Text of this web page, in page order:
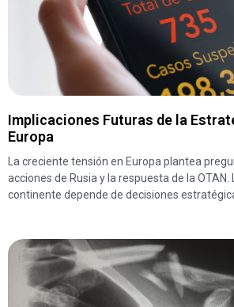
Implicaciones Futuras de la
Europa
La creciente tensión en Europa plantea
acciones de Rusia y la respuesta de la OTAN.
continente depende de decisiones